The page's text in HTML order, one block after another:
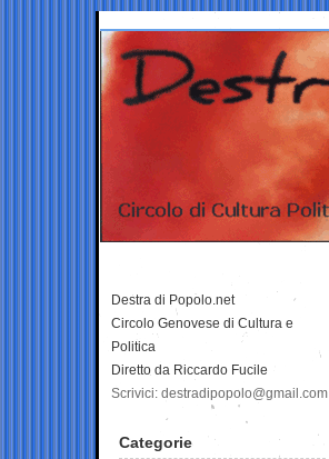
Destra di Popolo.net
Circolo Genovese di Cultura e
Politica
Diretto da Riccardo Fucile
Scrivici: destradipopolo@gmail.com
Categorie